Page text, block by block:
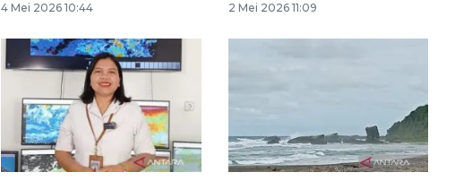
4 Mei 2026 10:44 2 Mei 2026 11:09